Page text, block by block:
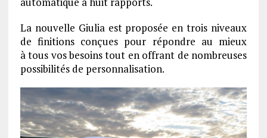
La nouvelle Giulia est proposée en trois niveaux
de finitions conçues pour répondre au mieux
à tous vos besoins tout en offrant de nombreuses
possibilités de personnalisation.